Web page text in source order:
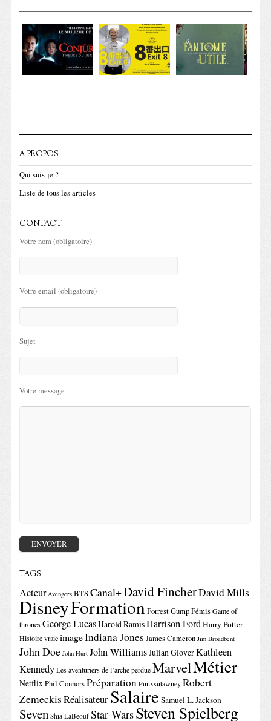
A PROPOS
Qui suis-je ?
Liste de tous les articles
CONTACT
Votre nom (obligatoire)
Votre email (obligatoire)
Sujet
Votre message
TAGS
Acteur Avengers BTSCanal+David FincherDavid Mills
DisneyFormationForrest GumpFémis Game of
thrones George LucasHarold RamisHarrison FordHarry Potter
Histoire vraie imageIndiana Jones James Cameron Jim Broadbent
John Doe John Hurt John WilliamsJulian GloverKathleen
Kennedy Les aventuriers de l’arche perdue MarvelMétier
NetflixPhil ConnorsPréparation Punxsutawney Robert
ZemeckisRéalisateurSalaire Samuel L. Jackson
Seven Shia LaBeouf Star WarsSteven Spielberg